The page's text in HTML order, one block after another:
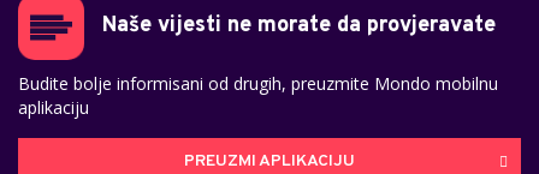
Naše vijesti ne morate da provjeravate
Budite bolje informisani od drugih, preuzmite Mondo mobilnu
aplikaciju
PREUZMI APLIKACIJU